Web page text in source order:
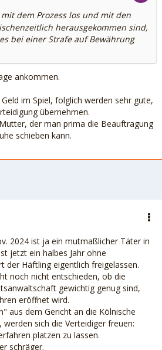
dem Prozess los und mit den
herausgekommen sind,
bei einer Strafe auf Bewährung
ankommen.
im Spiel, folglich werden sehr gute,
übernehmen.
der man prima die Beauftragung
schieben kann.
2024 ist ja ein mutmaßlicher Täter in
jetzt ein halbes Jahr ohne
der Häftling eigentlich freigelassen.
noch nicht entschieden, ob die
gewichtig genug sind,
eröffnet wird.
aus dem Gericht an die Kölnische
werden sich die Verteidiger freuen:
platzen zu lassen.
schräger.